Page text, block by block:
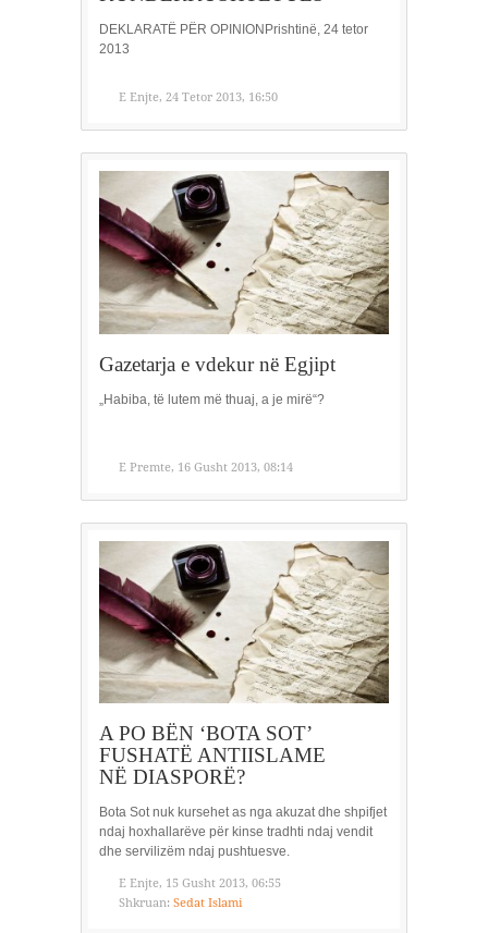
DEKLARATË PËR OPINIONPrishtinë, 24 tetor
2013
E Enjte, 24 Tetor 2013, 16:50
Gazetarja e vdekur në Egjipt
„Habiba, të lutem më thuaj, a je mirë“?
E Premte, 16 Gusht 2013, 08:14
A PO BËN ‘BOTA SOT’
FUSHATË ANTIISLAME
NË DIASPORË?
Bota Sot nuk kursehet as nga akuzat dhe shpifjet
ndaj hoxhallarëve për kinse tradhti ndaj vendit
dhe servilizëm ndaj pushtuesve.
E Enjte, 15 Gusht 2013, 06:55
Shkruan: Sedat Islami